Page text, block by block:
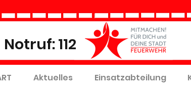
Notruf: 112
Aktuelles Einsatzabteilung